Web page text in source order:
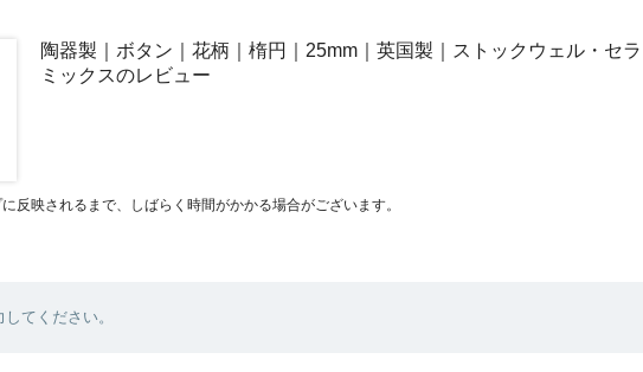
陶器製｜ボタン｜花柄｜楕円｜25mm｜英国製｜ストックウェル・セラ
ミックスのレビュー
反映されるまで、しばらく時間がかかる場合がございます。
てください。